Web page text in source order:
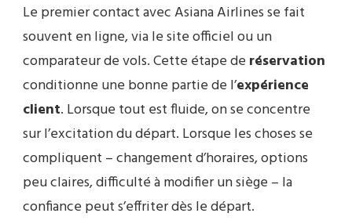
Le premier contact avec Asiana Airlines se fait
souvent en ligne, via le site officiel ou un
comparateur de vols. Cette étape de réservation
conditionne une bonne partie de l’expérience
client. Lorsque tout est fluide, on se concentre
sur l’excitation du départ. Lorsque les choses se
compliquent – changement d’horaires, options
peu claires, difficulté à modifier un siège – la
confiance peut s’effriter dès le départ.